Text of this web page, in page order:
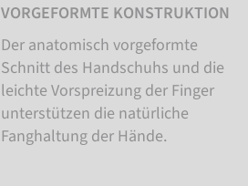
VORGEFORMTE KONSTRUKTION
Der anatomisch vorgeformte
Schnitt des Handschuhs und die
leichte Vorspreizung der Finger
unterstützen die natürliche
Fanghaltung der Hände.